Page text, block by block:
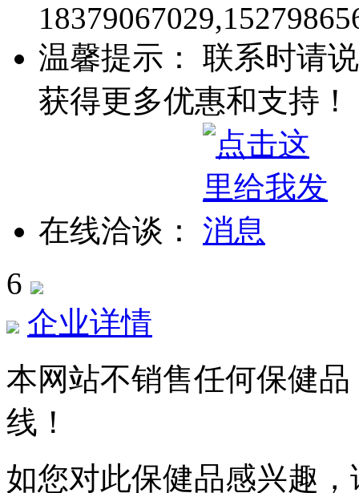
温馨提示： 联系时请
获得更多优惠和支持！
在线洽谈：
6
企业详情
本网站不销售任何保健
线！
如您对此保健品感兴趣